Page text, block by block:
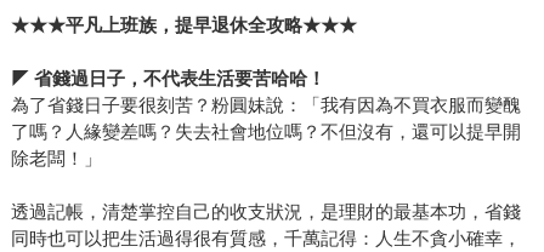
★★★平凡上班族，提早退休全攻略★★★
◤ 省錢過日子，不代表生活要苦哈哈！
為了省錢日子要很刻苦？粉圓妹說：「我有因為不買衣服而變醜
了嗎？人緣變差嗎？失去社會地位嗎？不但沒有，還可以提早開
除老闆！」
透過記帳，清楚掌控自己的收支狀況，是理財的最基本功，省錢
同時也可以把生活過得很有質感，千萬記得：人生不貪小確幸，